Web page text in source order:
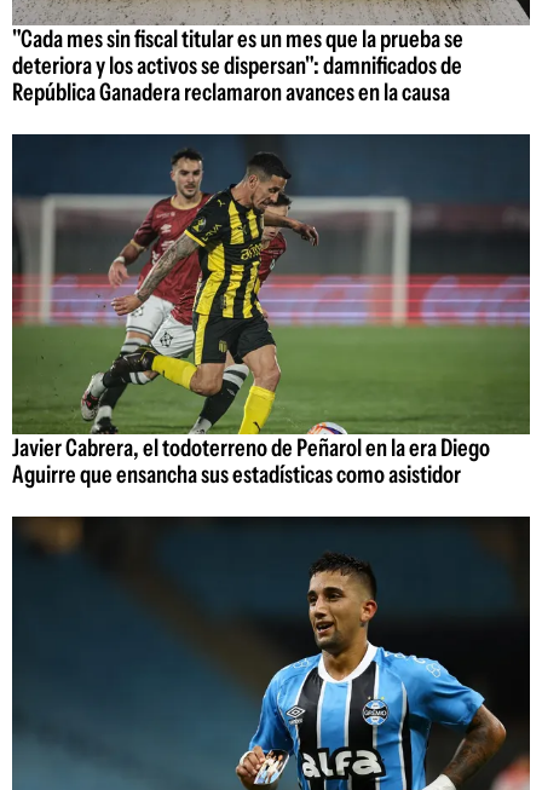
"Cada mes sin fiscal titular es un mes que la prueba se
deteriora y los activos se dispersan": damnificados de
República Ganadera reclamaron avances en la causa
Javier Cabrera, el todoterreno de Peñarol en la era Diego
Aguirre que ensancha sus estadísticas como asistidor